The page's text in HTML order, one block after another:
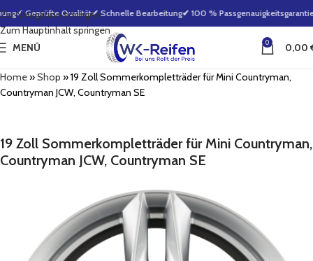
Zur Navigation springen
Zum Hauptinhalt springen
✔ Geprüfte Qualität✔ Schnelle Bearbeitung✔ 100 % Passgenauigkeitsgarantie
MENÜ 0 0,00
Home»Shop »19 Zoll Sommerkompletträder für Mini Countryman,
Countryman JCW, Countryman SE
19 Zoll Sommerkompletträder für Mini Countryman,
Countryman JCW, Countryman SE